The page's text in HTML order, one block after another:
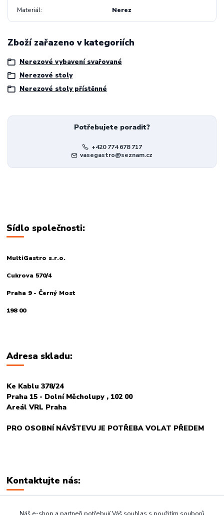
Materiál Nerez
Zboží zařazeno v kategoriích
Nerezové vybavení svařované
Nerezové stoly
Nerezové stoly přístěnné
Potřebujete poradit?
+420 774 678 717
vasegastro@seznam.cz
Sídlo společnosti:
MultiGastro s.r.o.
Cukrova 570/4
Praha 9 - Černý Most
198 00
Adresa skladu:
Ke Kablu 378/24
Praha 15 - Dolní Měcholupy , 102 00
Areál VRL Praha
PRO OSOBNÍ NÁVŠTEVU JE POTŘEBA VOLAT PŘEDEM
Kontaktujte nás:
+420 774 678 717
Náš e-shop a partneři potřebují Váš souhlas s použitím souborů